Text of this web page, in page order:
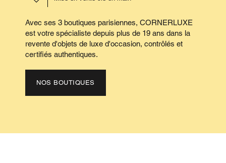
Avec ses 3 boutiques parisiennes, CORNERLUXE
est votre spécialiste depuis plus de 19 ans dans la
revente d'objets de luxe d'occasion, contrôlés et
certifiés authentiques.
NOS BOUTIQUES